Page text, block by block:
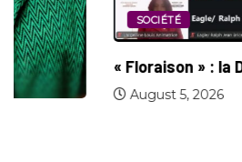
SOCIÉTÉ
« Floraison » : la Division D...
August 5, 2026